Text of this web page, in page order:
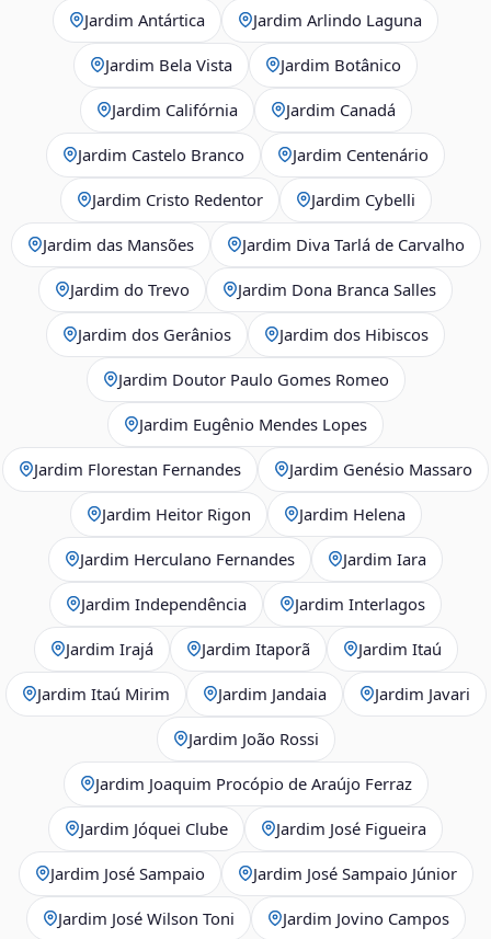
Jardim Antártica Jardim Arlindo Laguna
Jardim Bela Vista Jardim Botânico
Jardim Califórnia Jardim Canadá
Jardim Castelo Branco Jardim Centenário
Jardim Cristo Redentor Jardim Cybelli
Jardim das Mansões Jardim Diva Tarlá de Carvalho
Jardim do Trevo Jardim Dona Branca Salles
Jardim dos Gerânios Jardim dos Hibiscos
Jardim Doutor Paulo Gomes Romeo
Jardim Eugênio Mendes Lopes
Jardim Florestan Fernandes Jardim Genésio Massaro
Jardim Heitor Rigon Jardim Helena
Jardim Herculano Fernandes Jardim Iara
Jardim Independência Jardim Interlagos
Jardim Irajá Jardim Itaporã Jardim Itaú
Jardim Itaú Mirim Jardim Jandaia Jardim Javari
Jardim João Rossi
Jardim Joaquim Procópio de Araújo Ferraz
Jardim Jóquei Clube Jardim José Figueira
Jardim José Sampaio Jardim José Sampaio Júnior
Jardim José Wilson Toni Jardim Jovino Campos